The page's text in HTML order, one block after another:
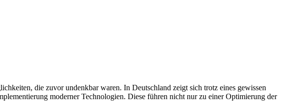
die zuvor undenkbar waren. In Deutschland zeigt sich trotz eines gewissen
moderner Technologien. Diese führen nicht nur zu einer Optimierung der